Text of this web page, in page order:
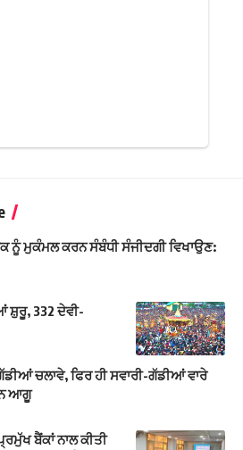
ਨੂੰ ਮੁਕੰਮਲ ਕਰਨ ਸੰਬੰਧੀ ਸੰਜੀਦਗੀ ਵਿਖਾਉਣ:
332 ਦੇਵੀ-
ਚਲਾਵੇ, ਫਿਰ ਹੀ ਸਵਾਰੀ-ਗੱਡੀਆਂ ਵਾਰੇ
ਆਗੂ
ਬੈਂਕਾਂ ਨਾਲ ਕੀਤੀ